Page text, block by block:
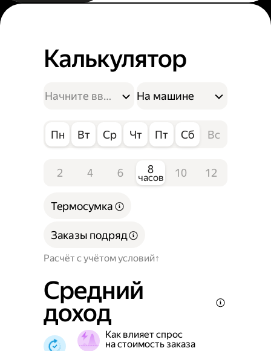
Калькулятор
На машине
Пн Вт Ср Чт Пт Сб Вс
2 4 6 8
часов 10 12
Расчёт с учётом условий
Термосумка
Заказы подряд
Средний
доход
Как влияет спрос
на стоимость заказа